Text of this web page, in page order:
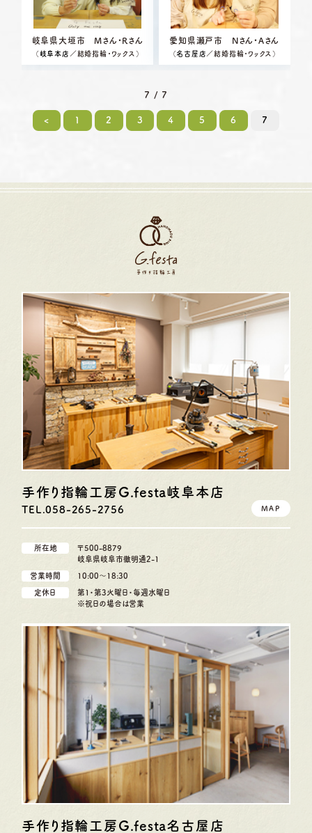
岐阜県大垣市 Mさん・Rさん
（岐阜本店 ／結婚指輪・ワックス）
愛知県瀬戸市 Nさん・Aさん
（名古屋店 ／結婚指輪・ワックス）
7 / 7
< 1 2 3 4 5 6 7
手作り指輪工房G.festa岐阜本店
TEL.058-265-2756 MAP
所在地
〒500-8879
岐阜県岐阜市徹明通2-1
営業時間 10:00〜18:30
定休日
第1・第3火曜日・毎週水曜日
※祝日の場合は営業
手作り指輪工房G.festa名古屋店